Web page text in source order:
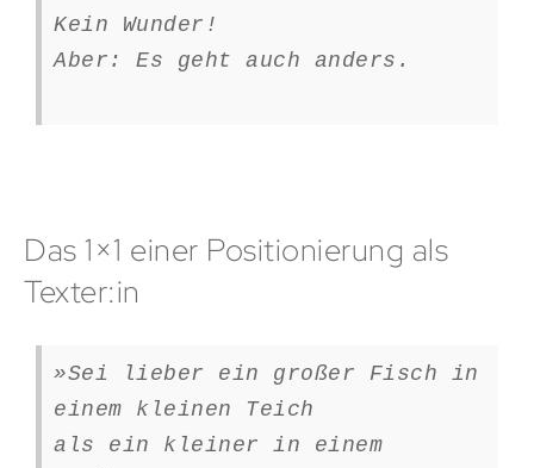
Kein Wunder!
Aber: Es geht auch anders.
Das 1×1 einer Positionierung als
Texter:in
»Sei lieber ein großer Fisch in
einem kleinen Teich
als ein kleiner in einem